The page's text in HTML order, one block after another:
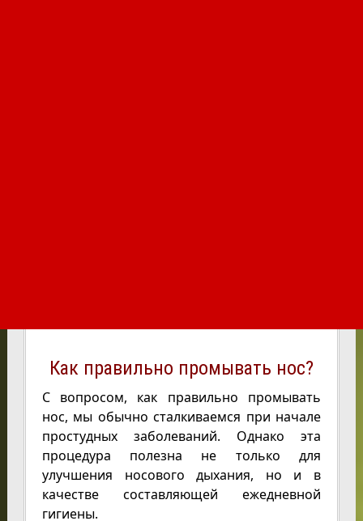
Как правильно промывать нос?
С вопросом, как правильно промывать
нос, мы обычно сталкиваемся при начале
простудных заболеваний. Однако эта
процедура полезна не только для
улучшения носового дыхания, но и в
качестве составляющей ежедневной
гигиены.